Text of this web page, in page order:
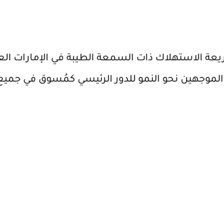
الاستهلاك ذات السمعة الطيبة في الإمارات
نحو النمو للدور الرئيسي كمُسوق في جميع